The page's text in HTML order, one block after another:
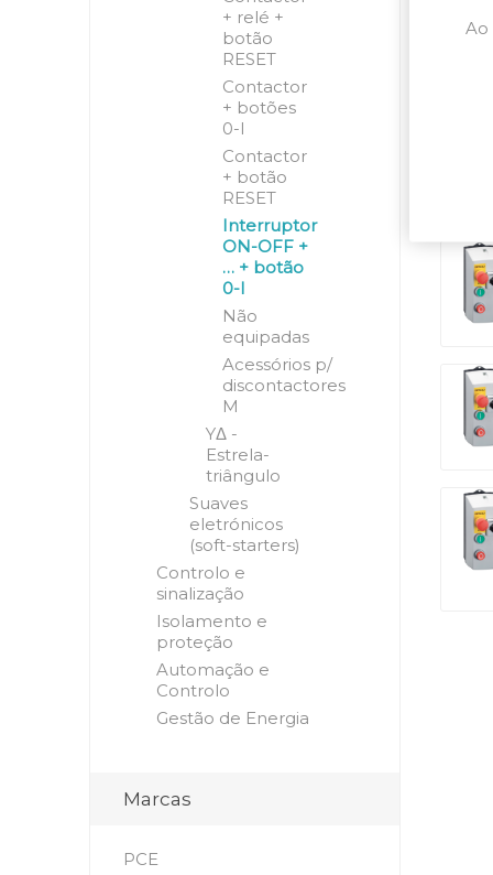
+ relé +
botão
RESET
Contactor
+ botões
0-I
Contactor
+ botão
RESET
Interruptor
ON-OFF +
… + botão
0-I
Não
equipadas
Acessórios p/
discontactores
M
YΔ -
Estrela-
triângulo
Suaves
eletrónicos
(soft-starters)
Controlo e
sinalização
Isolamento e
proteção
Automação e
Controlo
Gestão de Energia
Marcas
PCE
Ao